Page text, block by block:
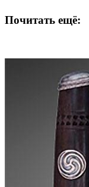
Почитать ещё: